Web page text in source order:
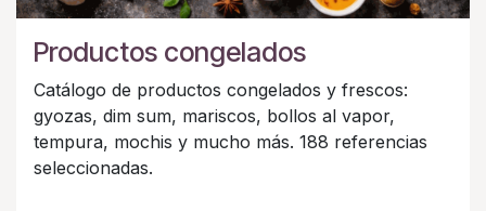
Productos congelados
Catálogo de productos congelados y frescos:
gyozas, dim sum, mariscos, bollos al vapor,
tempura, mochis y mucho más. 188 referencias
seleccionadas.